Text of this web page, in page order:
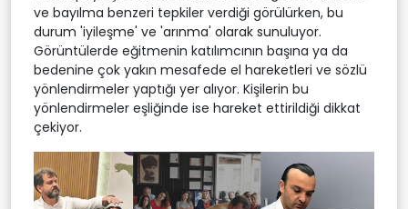
ve bayılma benzeri tepkiler verdiği görülürken, bu
durum 'iyileşme' ve 'arınma' olarak sunuluyor.
Görüntülerde eğitmenin katılımcının başına ya da
bedenine çok yakın mesafede el hareketleri ve sözlü
yönlendirmeler yaptığı yer alıyor. Kişilerin bu
yönlendirmeler eşliğinde ise hareket ettirildiği dikkat
çekiyor.